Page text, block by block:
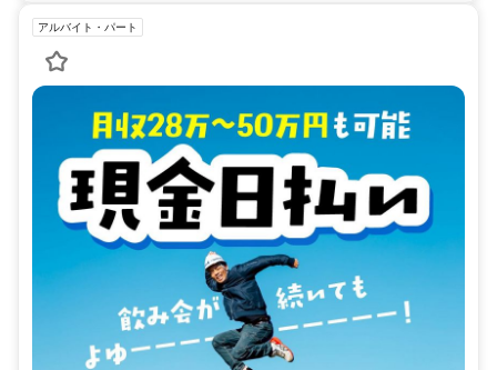
アルバイト・パート